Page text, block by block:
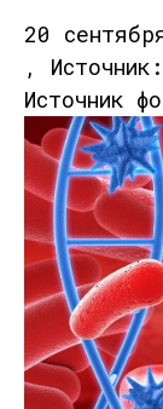
20
,
Источник